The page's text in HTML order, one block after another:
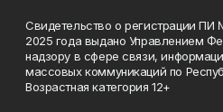
Свидетельство о регистрации ПИ
2025 года выдано Управлением
надзору в сфере связи,
массовых коммуникаций по
Возрастная категория 12+